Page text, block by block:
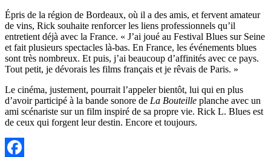
Épris de la région de Bordeaux, où il a des amis, et fervent amateur
de vins, Rick souhaite renforcer les liens professionnels qu’il
entretient déjà avec la France. « J’ai joué au Festival Blues sur Seine
et fait plusieurs spectacles là-bas. En France, les événements blues
sont très nombreux. Et puis, j’ai beaucoup d’affinités avec ce pays.
Tout petit, je dévorais les films français et je rêvais de Paris. »
Le cinéma, justement, pourrait l’appeler bientôt, lui qui en plus
d’avoir participé à la bande sonore de La Bouteille planche avec un
ami scénariste sur un film inspiré de sa propre vie. Rick L. Blues est
de ceux qui forgent leur destin. Encore et toujours.